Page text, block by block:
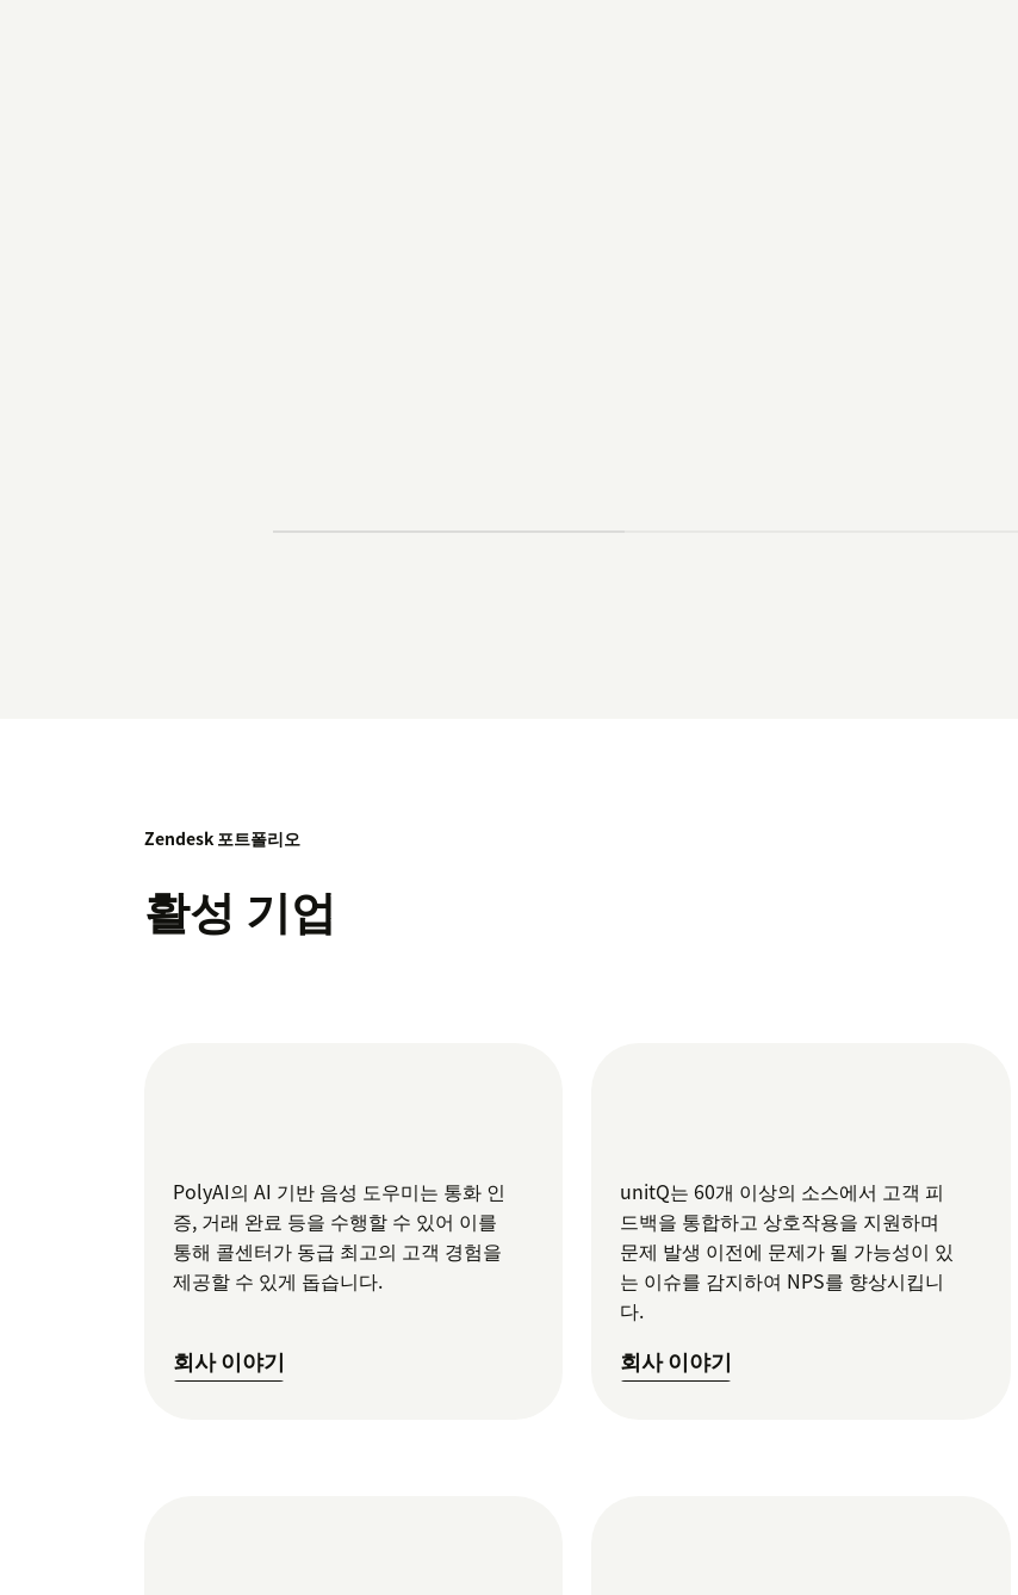
Zendesk 포트폴리오
활성 기업
PolyAI의 AI 기반 음성 도우미는 통화 인
증, 거래 완료 등을 수행할 수 있어 이를
통해 콜센터가 동급 최고의 고객 경험을
제공할 수 있게 돕습니다.
회사 이야기
unitQ는 60개 이상의 소스에서 고객 피
드백을 통합하고 상호작용을 지원하며
문제 발생 이전에 문제가 될 가능성이 있
는 이슈를 감지하여 NPS를 향상시킵니
다.
회사 이야기